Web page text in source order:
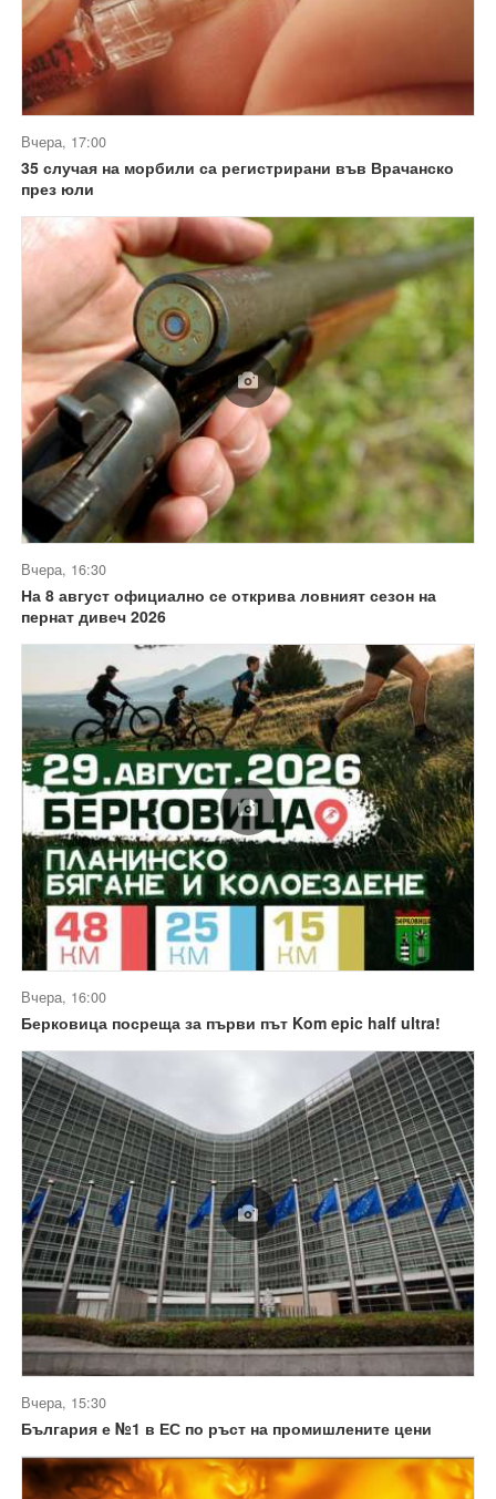
Вчера, 17:00
35 случая на морбили са регистрирани във Врачанско
през юли
Вчера, 16:30
На 8 август официално се открива ловният сезон на
пернат дивеч 2026
Вчера, 16:00
Берковица посреща за първи път Kom epic half ultra!
Вчера, 15:30
България е №1 в ЕС по ръст на промишлените цени